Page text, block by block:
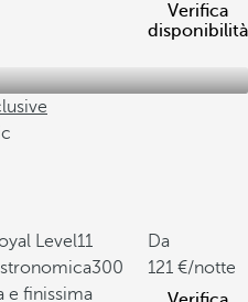
Verifica
disponibilità
Level11
300
e finissima
Da
121
/notte